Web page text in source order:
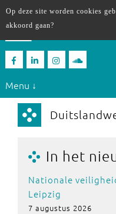
Menu ↓
In het
Nationale
Leipzig
7 augustus 2026
Op deze site worden cookies
akkoord gaan?